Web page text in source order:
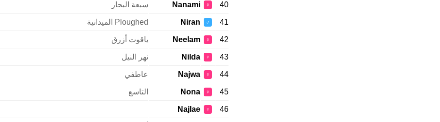
40
♀
Nanami سبعة البحار
41
♂
Niran Ploughed الميدانية
42
♀
Neelam ياقوت أزرق
43
♀
Nilda نهر النيل
44
♀
Najwa عاطفي
45
♀
Nona التاسع
46
♀
Najlae